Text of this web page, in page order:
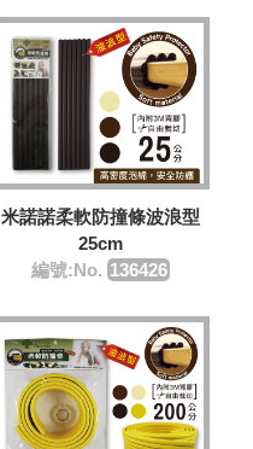
米諾諾柔軟防撞條波浪型
25cm
編號:No. 136426